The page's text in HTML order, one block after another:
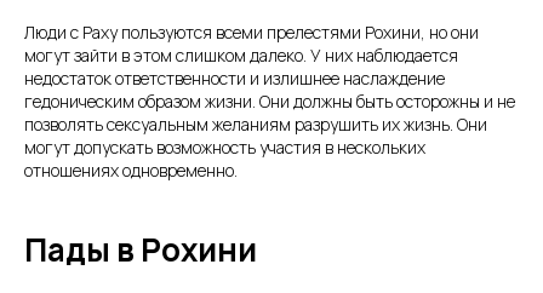
Люди с Раху пользуются всеми прелестями Рохини, но они
могут зайти в этом слишком далеко. У них наблюдается
недостаток ответственности и излишнее наслаждение
гедоническим образом жизни. Они должны быть осторожны и не
позволять сексуальным желаниям разрушить их жизнь. Они
могут допускать возможность участия в нескольких
отношениях одновременно.
Пады в Рохини